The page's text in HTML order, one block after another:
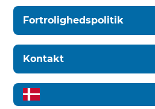
Fortrolighedspolitik
Kontakt